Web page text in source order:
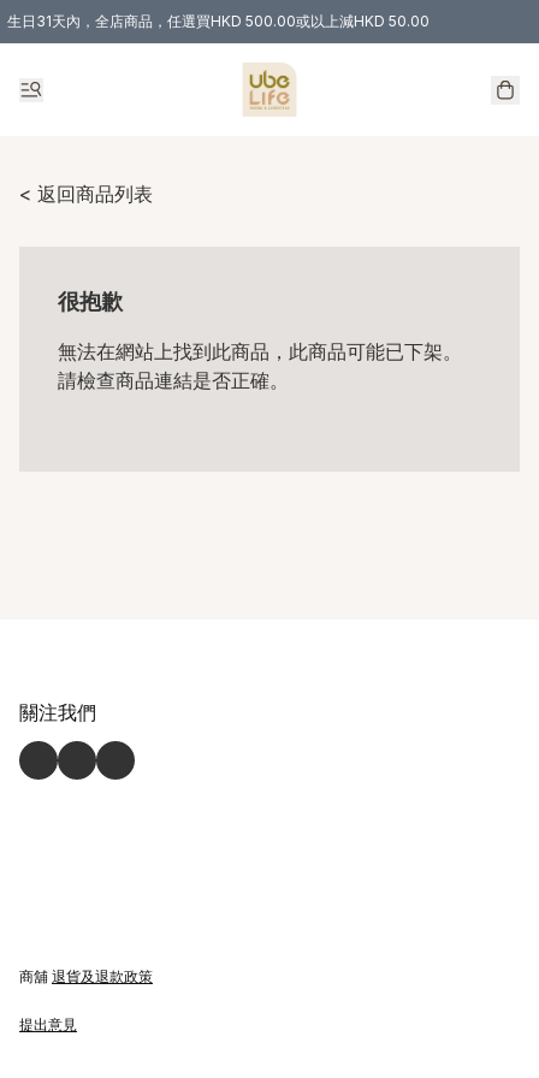
生日31天內，全店商品，任選買HKD 500.00或以上減HKD 50.00
購物滿 HKD 300.00即享免運費優惠！（適用於 特定的送貨方式 )
< 返回商品列表
很抱歉
無法在網站上找到此商品，此商品可能已下架。
請檢查商品連結是否正確。
關注我們
商舖 退貨及退款政策
提出意見